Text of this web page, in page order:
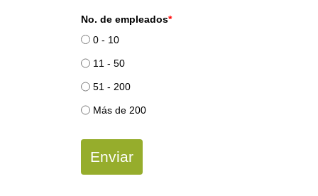
No. de empleados*
0 - 10
11 - 50
51 - 200
Más de 200
Enviar